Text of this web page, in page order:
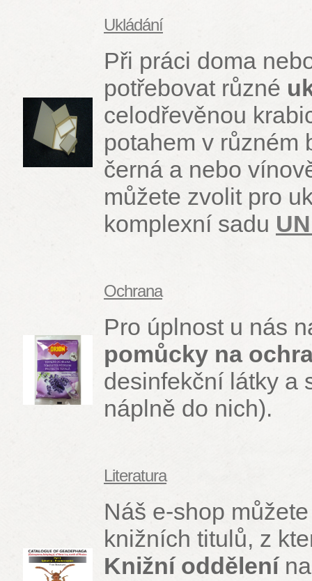
Ukládání
Při práci doma
potřebovat různé
celodřevěnou
potahem v různém
černá a nebo
můžete zvolit pro
komplexní sadu
Ochrana
Pro úplnost u nás
pomůcky na
desinfekční látky a
náplně do nich).
Literatura
Náš e-shop
knižních titulů, z
Knižní oddělení